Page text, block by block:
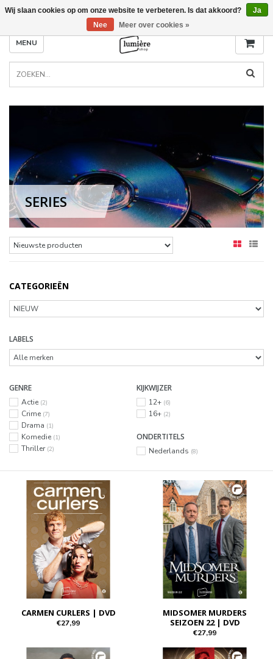
MENU
SERIES
CATEGORIEËN
LABELS
GENRE
Actie (2)
Crime (7)
Drama (1)
Komedie (1)
Thriller (2)
KIJKWIJZER
12+ (6)
16+ (2)
ONDERTITELS
Nederlands (8)
CARMEN CURLERS | DVD
€27,99
MIDSOMER MURDERS
SEIZOEN 22 | DVD
€27,99
Wij slaan cookies op om onze website te verbeteren. Is dat akkoord?
Ja
Nee
Meer over cookies »